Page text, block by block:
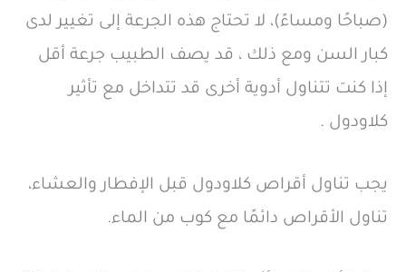
(صباحًا ومساءً)، لا تحتاج هذه الجرعة إلى تغيير لدى
كبار السن ومع ذلك ، قد يصف الطبيب جرعة أقل
إذا كنت تتناول أدوية أخرى قد تتداخل مع تأثير
كلاودول .
يجب تناول أقراص كلاودول قبل الإفطار والعشاء،
تناول الأقراص دائمًا مع كوب من الماء.